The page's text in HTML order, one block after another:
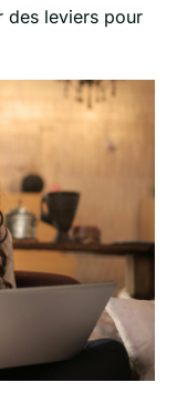
des leviers pour